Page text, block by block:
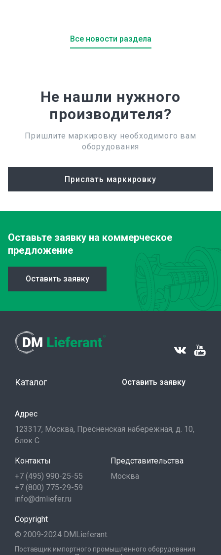
Все новости раздела
Не нашли нужного
производителя?
Пришлите маркировку необходимого вам
оборудования
Прислать маркировку
Оставьте заявку на коммерческое
предложение
Оставить заявку
Каталог Оставить заявку
Адрес
123317, Москва, Пресненская набережная, д. 10,
блок С
Контакты
+7 (495) 990-25-55
+7 (800) 775-29-59
info@dmliefer.ru
Представительства
Москва
Copyright
© 2009-2024 DMLieferant.
Поставщик импортного промышленного оборудования